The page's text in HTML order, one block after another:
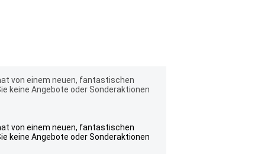
von einem neuen, fantastischen
keine Angebote oder Sonderaktionen
von einem neuen, fantastischen
keine Angebote oder Sonderaktionen